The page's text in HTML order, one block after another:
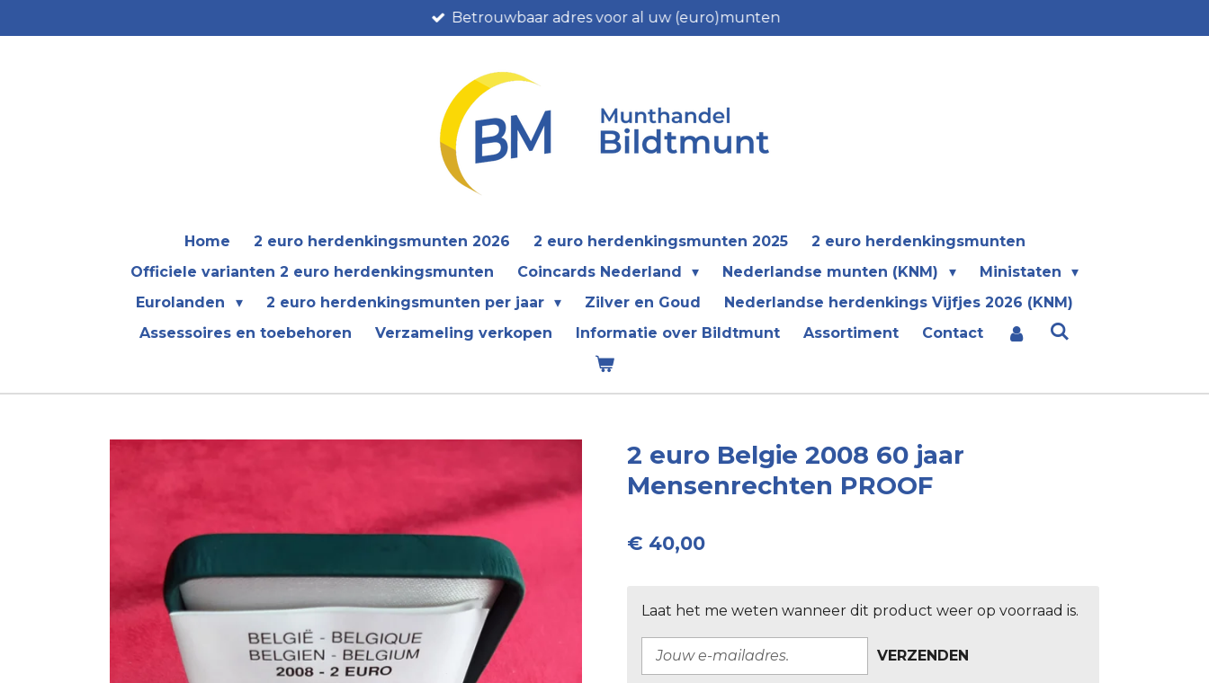
direct
Betrouwbaar adres voor al uw (euro)munten
Home 2 euro herdenkingsmunten 2026 2 euro herdenkingsmunten 2025
2 euro herdenkingsmunten
Officiele varianten 2 euro herdenkingsmunten
Coincards Nederland Nederlandse munten (KNM)
Ministaten
Eurolanden
2 euro herdenkingsmunten per jaar Zilver en Goud
Nederlandse herdenkings Vijfjes 2026 (KNM)
Assessoires en toebehoren
Verzameling verkopen Informatie over Bildtmunt Assortiment Contact
2 euro Belgie 2008 60 jaar
Mensenrechten PROOF
€ 40,00
Laat het me weten wanneer dit product weer op voorraad is.
VERZENDEN